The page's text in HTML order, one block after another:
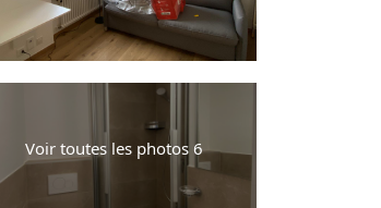
Voir toutes les photos 6